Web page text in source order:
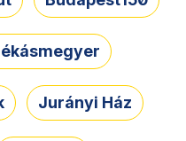
Jurányi Ház